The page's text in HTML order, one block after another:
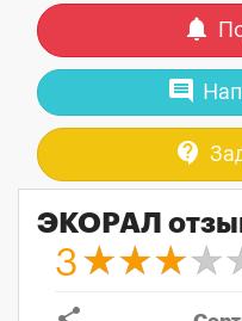
notifications
comment
contact_support
ЭКОРАЛ
3